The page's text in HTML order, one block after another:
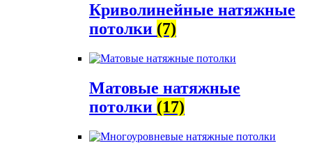
Криволинейные натяжные
потолки (7)
Матовые натяжные
потолки (17)